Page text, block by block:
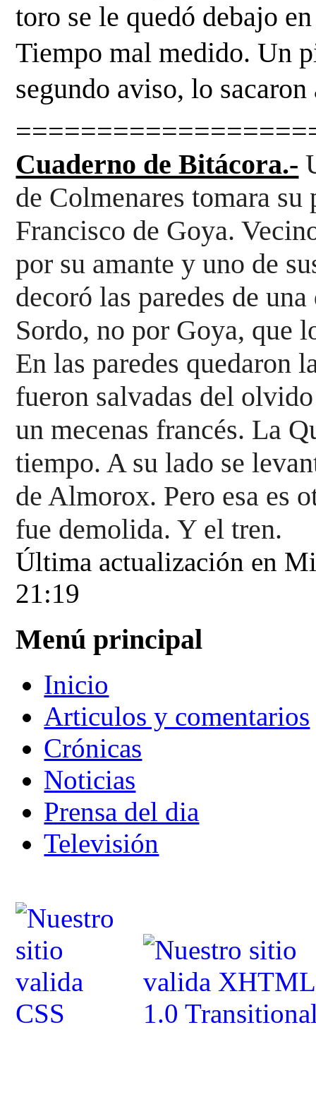
toro se le quedó debajo
Tiempo mal medido. Un
segundo aviso, lo sacaron
Cuaderno de Bitácora.-
de Colmenares tomara
por su amante y uno de
decoró las paredes de
Sordo, no por Goya, que
En las paredes quedaron
un mecenas francés. La
tiempo. A su lado se
de Almorox. Pero esa es
fue demolida. Y el tren.
Última actualización en
21:19
Menú principal
Inicio
Articulos y comentarios
Crónicas
Noticias
Prensa del dia
Televisión